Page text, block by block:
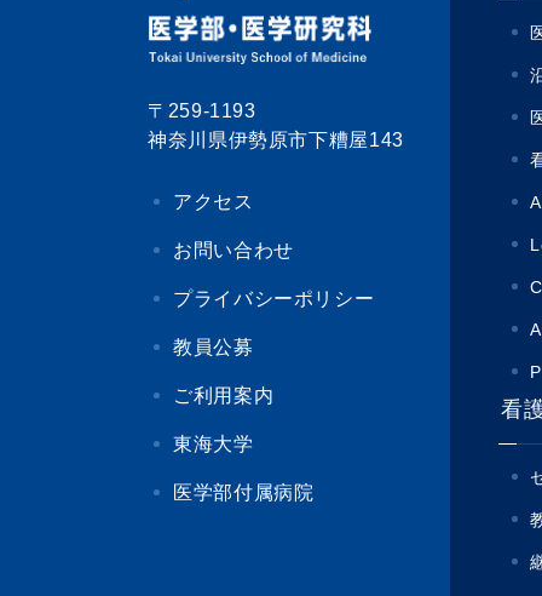
〒259-1193
神奈川県伊勢原市下糟屋143
アクセス
お問い合わせ
プライバシーポリシー
教員公募
ご利用案内
東海大学
医学部付属病院
看